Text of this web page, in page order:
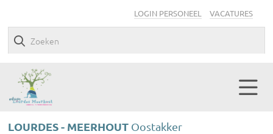
LOGIN PERSONEEL VACATURES
LOURDES - MEERHOUT Oostakker